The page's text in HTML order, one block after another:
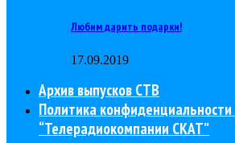
Любим дарить подарки!
17.09.2019
Архив выпусков СТВ
Политика
“Телерадиокомпании СКАТ”